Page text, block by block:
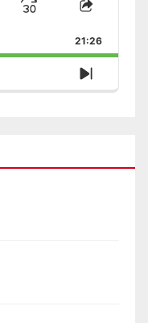
Jump
Forward
Share
Episode
21:26
Next
Episode